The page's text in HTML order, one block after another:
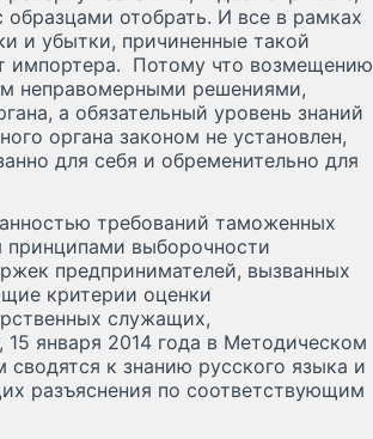
отобрать. И все в рамках
и убытки, причиненные такой
импортера. Потому что возмещению
неправомерными решениями,
а обязательный уровень знаний
органа законом не установлен,
для себя и обременительно для
требований таможенных
принципами выборочности
предпринимателей, вызванных
критерии оценки
служащих,
января 2014 года в Методическом
к знанию русского языка и
разъяснения по соответствующим